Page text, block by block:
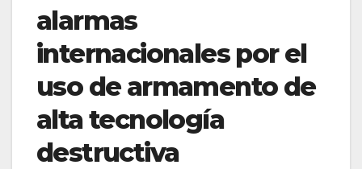
alarmas
internacionales por el
uso de armamento de
alta tecnología
destructiva